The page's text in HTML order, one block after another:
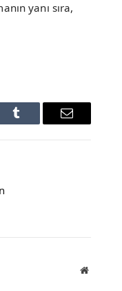
yanı sıra,
Tumblr Email
Website